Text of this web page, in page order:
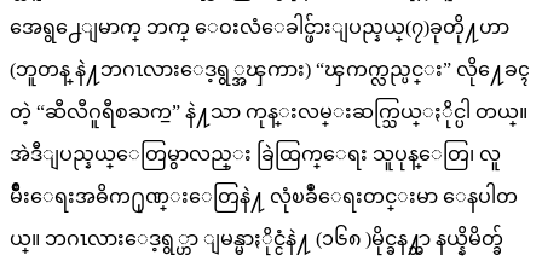
အေရွ႕ေျမာက္ ဘက္ ေဝးလံေခါင္ဖ်ားျပည္နယ္(၇)ခုတို႔ဟာ
(ဘူတန္ နဲ႔ဘဂၤလားေဒ့ရွ္အၾကား) “ၾကက္လည္ပင္း” လို႔ေခၚ
တဲ့ “ဆီလီဂူရီစႀကႍ” နဲ႔သာ ကုန္းလမ္းဆက္သြယ္ႏိုင္ပါ တယ္။
အဲဒီျပည္နယ္ေတြမွာလည္း ခြဲထြက္ေရး သူပုန္ေတြ၊ လူ
မ်ိဳးေရးအဓိက႐ုဏ္းေတြနဲ႔ လုံၿခဳံေရးတင္းမာ ေနပါတ
ယ္။ ဘဂၤလားေဒ့ရွ္ဟာ ျမန္မာႏိုင္ငံနဲ႔ (၁၆၈ )မိုင္ခန႔္သာ နယ္နိမိတ္ခ်